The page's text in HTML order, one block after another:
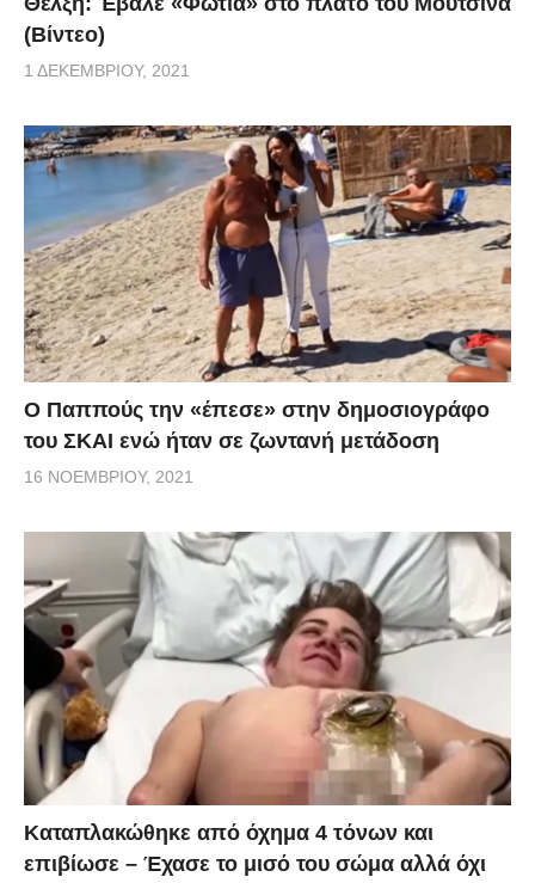
(Βίντεο)
1 ΔΕΚΕΜΒΡΊΟΥ, 2021
Ο Παππούς την «έπεσε» στην δημοσιογράφο
του ΣΚΑΙ ενώ ήταν σε ζωντανή μετάδοση
16 ΝΟΕΜΒΡΊΟΥ, 2021
Kαταπλακώθηκε από όχημα 4 τόνων και
επιβίωσε – Έχασε το μισό του σώμα αλλά όχι